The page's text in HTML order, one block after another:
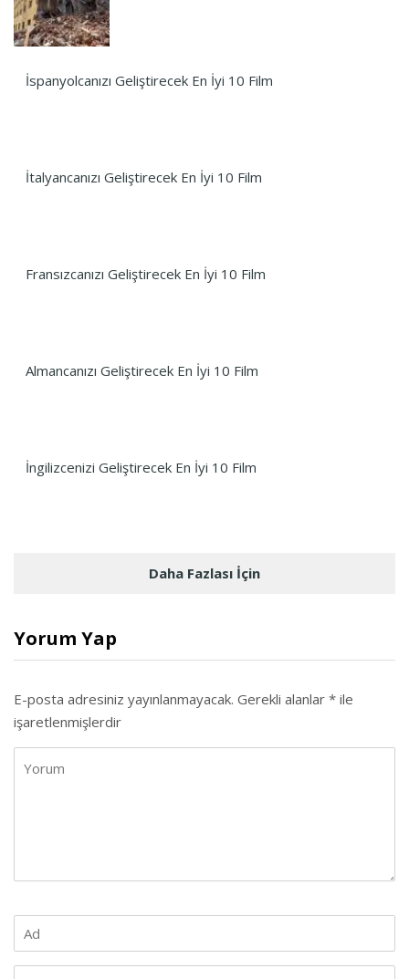
İspanyolcanızı Geliştirecek En İyi 10 Film
İtalyancanızı Geliştirecek En İyi 10 Film
Fransızcanızı Geliştirecek En İyi 10 Film
Almancanızı Geliştirecek En İyi 10 Film
İngilizcenizi Geliştirecek En İyi 10 Film
Daha Fazlası İçin
Yorum Yap
E-posta adresiniz yayınlanmayacak. Gerekli alanlar * ile
işaretlenmişlerdir